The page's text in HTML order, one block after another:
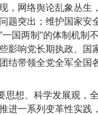
，网络舆论乱象丛生
题突出；维护国家安
国两制”的体制机制
影响党长期执政、国
结带领全党全军全国
思想、科学发展观，
进一系列变革性实践